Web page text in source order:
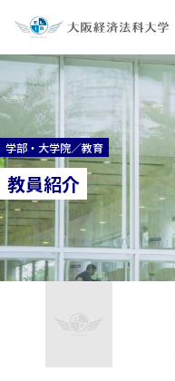
学部・大学院／教育
教員紹介